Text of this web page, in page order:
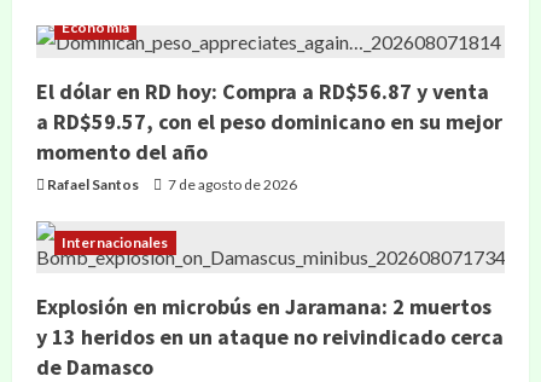
Economía
El dólar en RD hoy: Compra a RD$56.87 y venta
a RD$59.57, con el peso dominicano en su mejor
momento del año
Rafael Santos 7 de agosto de 2026
Internacionales
Explosión en microbús en Jaramana: 2 muertos
y 13 heridos en un ataque no reivindicado cerca
de Damasco